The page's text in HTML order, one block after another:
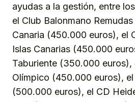
ayudas a la gestión, entre
el Club Balonmano
Canaria (450.000 euros), el
Islas Canarias (450.000
Taburiente (350.000 euros),
Olímpico (450.000 euros), el
(500.000 euros), el CD